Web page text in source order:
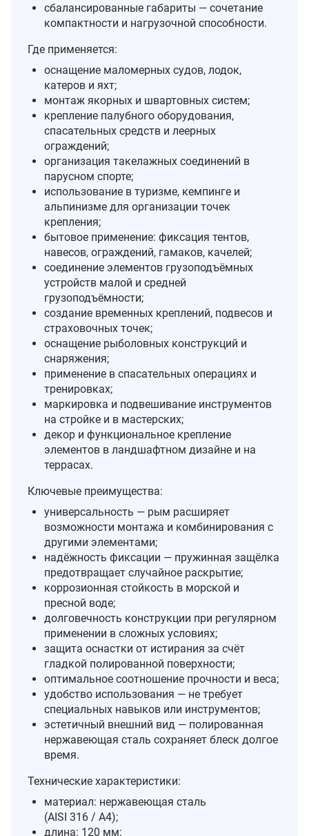
сбалансированные габариты — сочетание
компактности и нагрузочной способности.
Где применяется:
оснащение маломерных судов, лодок,
катеров и яхт;
монтаж якорных и швартовных систем;
крепление палубного оборудования,
спасательных средств и леерных
ограждений;
организация такелажных соединений в
парусном спорте;
использование в туризме, кемпинге и
альпинизме для организации точек
крепления;
бытовое применение: фиксация тентов,
навесов, ограждений, гамаков, качелей;
соединение элементов грузоподъёмных
устройств малой и средней
грузоподъёмности;
создание временных креплений, подвесов и
страховочных точек;
оснащение рыболовных конструкций и
снаряжения;
применение в спасательных операциях и
тренировках;
маркировка и подвешивание инструментов
на стройке и в мастерских;
декор и функциональное крепление
элементов в ландшафтном дизайне и на
террасах.
Ключевые преимущества:
универсальность — рым расширяет
возможности монтажа и комбинирования с
другими элементами;
надёжность фиксации — пружинная защёлка
предотвращает случайное раскрытие;
коррозионная стойкость в морской и
пресной воде;
долговечность конструкции при регулярном
применении в сложных условиях;
защита оснастки от истирания за счёт
гладкой полированной поверхности;
оптимальное соотношение прочности и веса;
удобство использования — не требует
специальных навыков или инструментов;
эстетичный внешний вид — полированная
нержавеющая сталь сохраняет блеск долгое
время.
Технические характеристики:
материал: нержавеющая сталь
(AISI 316 / A4);
длина: 120 мм;